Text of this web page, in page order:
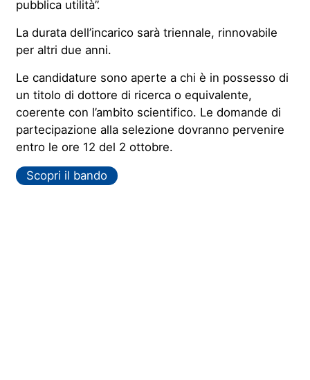
pubblica utilità”.
La durata dell’incarico sarà triennale, rinnovabile
per altri due anni.
Le candidature sono aperte a chi è in possesso di
un titolo di dottore di ricerca o equivalente,
coerente con l’ambito scientifico. Le domande di
partecipazione alla selezione dovranno pervenire
entro le ore 12 del 2 ottobre.
Scopri il bando